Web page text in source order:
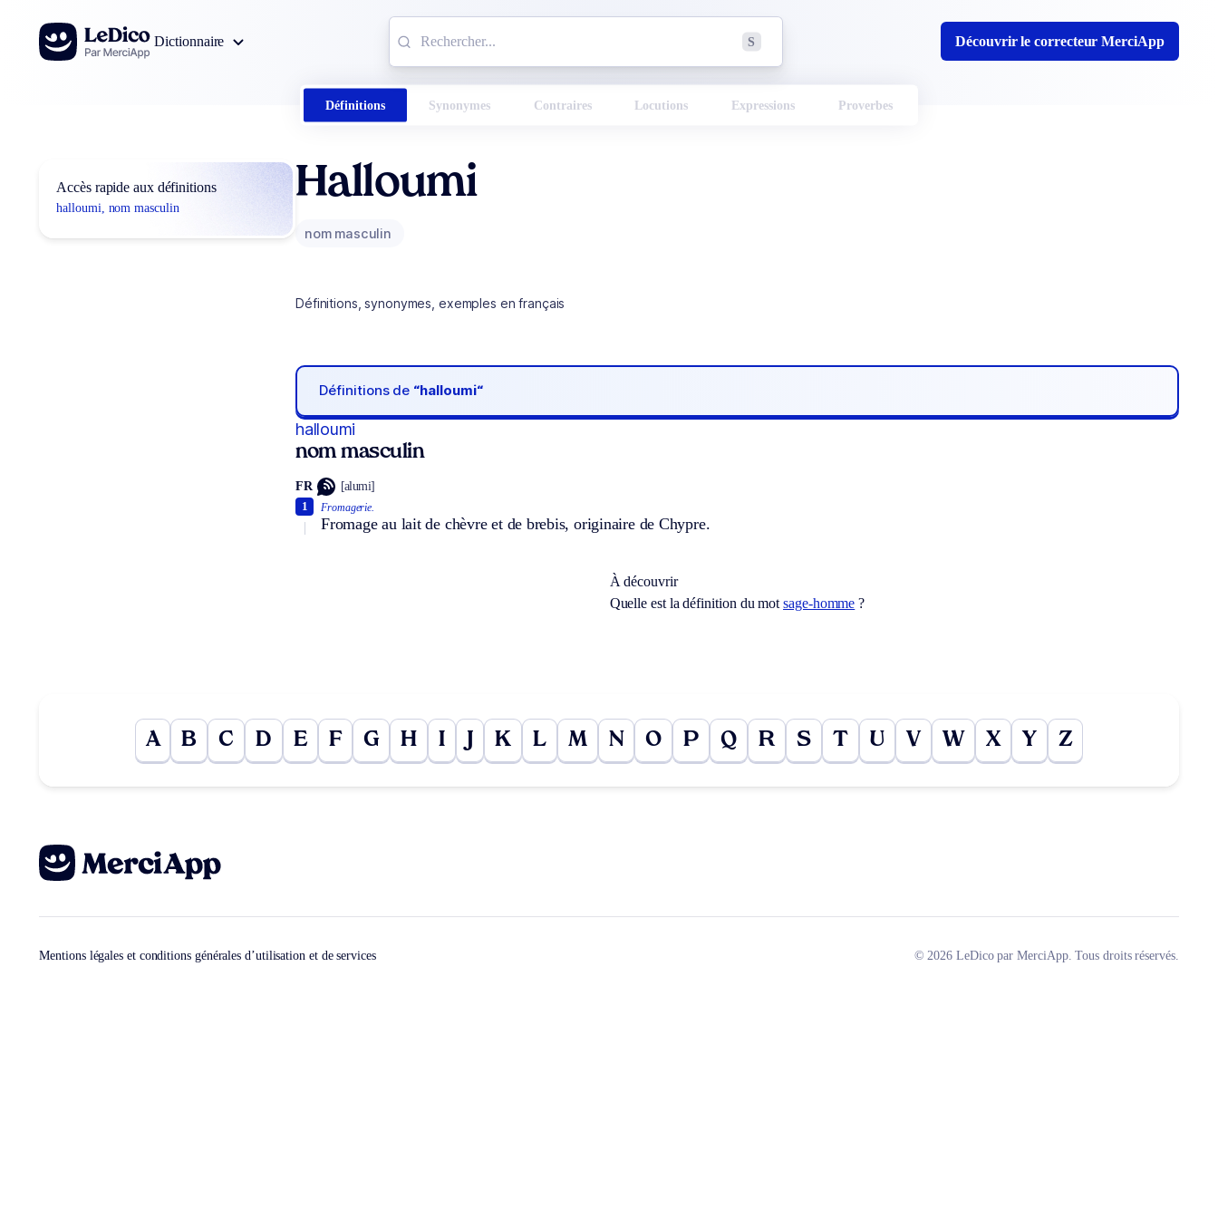
Aller au contenu
Dictionnaire
S Découvrir le correcteur MerciApp
Définitions Synonymes Contraires Locutions Expressions Proverbes
Accès rapide aux définitions
halloumi, nom masculin
Halloumi
nom masculin
Définitions, synonymes, exemples en français
Définitions de “halloumi“
halloumi
nom masculin
FR [alumi]
Fromagerie.
Fromage au lait de chèvre et de brebis, originaire de Chypre.
1
À découvrir
Quelle est la définition du motsage-homme ?
A B C D E F G H I K L M N O P Q R S T U V W X Y Z
Mentions légales et conditions générales d’utilisation et de services © 2026 LeDico par MerciApp. Tous droits réservés.